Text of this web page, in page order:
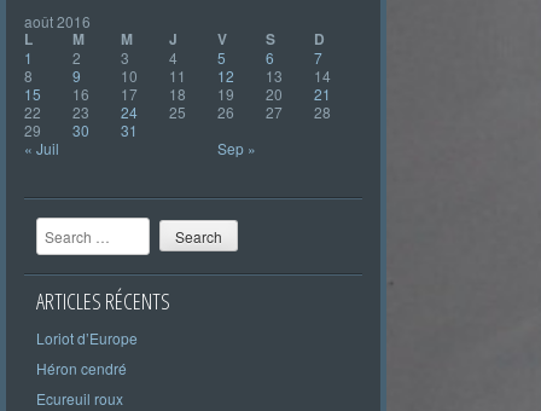
août 2016
L M M J V S D
« Juil Sep »
1 2 3 4 5 6
7
8
9 10 11 12 13
14
15
16 17 18 19 20
21
22
23 24 25 26 27
28
29
30 31
Search
ARTICLES RÉCENTS
Loriot d’Europe
Héron cendré
Ecureuil roux